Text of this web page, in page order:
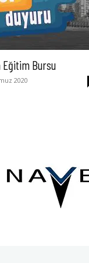
Eğitim Bursu
2020